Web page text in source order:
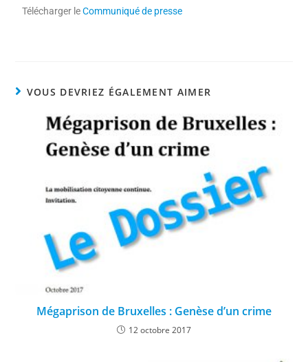
Télécharger leCommuniqué de presse
VOUS DEVRIEZ ÉGALEMENT AIMER
Mégaprison de Bruxelles : Genèse d’un crime
12 octobre 2017